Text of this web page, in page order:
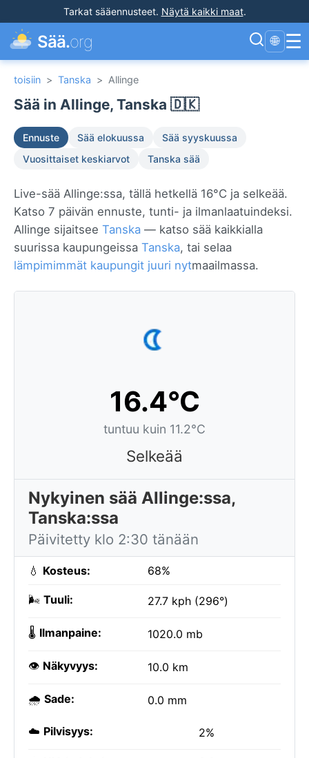
Tarkat sääennusteet. Näytä kaikki maat.
Sää.org 🌐 ☰
toisiin > Tanska > Allinge
Sää in Allinge, Tanska 🇩🇰
Ennuste Sää elokuussa
Sää syyskuussa
Vuosittaiset keskiarvot
Tanska sää
Live-sää Allinge:ssa, tällä hetkellä 16°C ja selkeää.
Katso 7 päivän ennuste, tunti- ja ilmanlaatuindeksi.
Allinge sijaitsee Tanska — katso sää kaikkialla
suurissa kaupungeissa Tanska, tai selaa
lämpimimmät kaupungit juuri nytmaailmassa.
16.4°C
tuntuu kuin 11.2°C
Selkeää
Nykyinen sää Allinge:ssa,
Tanska:ssa
Päivitetty klo 2:30 tänään
💧 Kosteus: 68%
🌬️ Tuuli: 27.7 kph (296°)
🌡️ Ilmanpaine: 1020.0 mb
👁️ Näkyvyys: 10.0 km
🌧️ Sade: 0.0 mm
☁️ Pilvisyys: 2%